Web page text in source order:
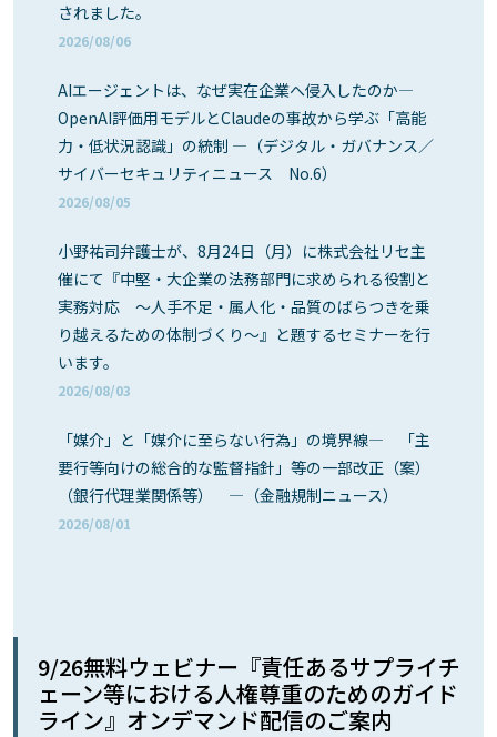
されました。
2026/08/06
AIエージェントは、なぜ実在企業へ侵入したのか―
OpenAI評価用モデルとClaudeの事故から学ぶ「高能
力・低状況認識」の統制 ―（デジタル・ガバナンス／
サイバーセキュリティニュース No.6）
2026/08/05
小野祐司弁護士が、8月24日（月）に株式会社リセ主
催にて『中堅・大企業の法務部門に求められる役割と
実務対応 ～人手不足・属人化・品質のばらつきを乗
り越えるための体制づくり～』と題するセミナーを行
います。
2026/08/03
「媒介」と「媒介に至らない行為」の境界線― 「主
要行等向けの総合的な監督指針」等の一部改正（案）
（銀行代理業関係等） ―（金融規制ニュース）
2026/08/01
9/26無料ウェビナー『責任あるサプライチ
ェーン等における人権尊重のためのガイド
ライン』オンデマンド配信のご案内